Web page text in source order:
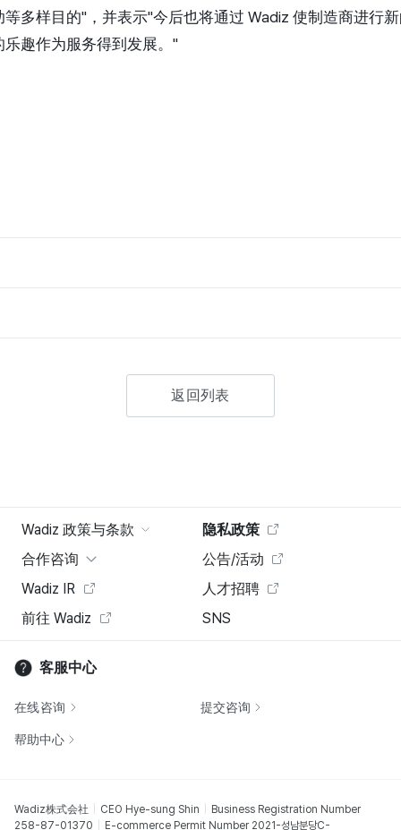
多样目的"，并表示"今后也将通过 Wadiz 使制造商进行
趣作为服务得到发展。"
返回列表
Wadiz 政策与条款
隐私政策
合作咨询
公告/活动
Wadiz IR
人才招聘
前往 Wadiz
SNS
客服中心
在线咨询 提交咨询
帮助中心
Wadiz株式会社 CEO Hye-sung Shin
Business Registration Number
258-87-01370
E-commerce Permit Number 2021-성남분당C-